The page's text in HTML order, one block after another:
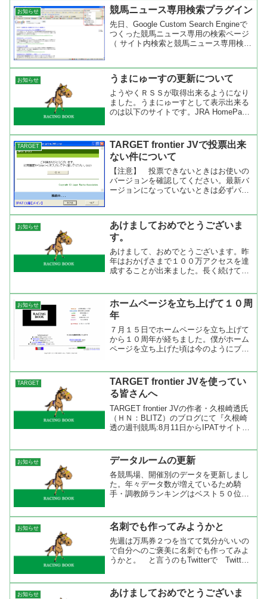
テレビのアナウンサーでチノパンの愛称
で呼ばれていました。そ...
お知らせ 競馬ニュース専用検索プラグイン
先日、Google Custom Search Engineで
つくった競馬ニュース専用の検索ページ
（ サイト内検索と競馬ニュース専用検
ネットリンクに入...
お知らせ うまにゅーすの更新について
ようやくＲＳＳが取得出来るようになり
ました。うまにゅーすとして表示出来る
のは以下のサイトです。JRA HomePage
nikkansports.comnetkei...
TARGET
TARGET frontier JVで投票出来
ない件について
【注意】 投票できないときはお使いの
バージョンを確認してください。最新バ
ージョンになっていないときは必ずバー
きます。 TARGET frontier J...
お知らせ
あけましておめでとうございま
す。
あけまして、おめでとうございます。昨
年はおかげさまで１００万アクセスを達
成することが出来ました。長く続けてい
す。今年も飽きられないようにまめに更
新して行きたいと思います。...
お知らせ
ホームページを立ち上げて１０周
年
７月１５日でホームページを立ち上げて
から１０周年が経ちました。僕がホーム
ページを立ち上げた頃は今のようにブロ
ームページビルダーを使ってホームペー
ジの内容を作り、プロバ...
TARGET
TARGET frontier JVを使ってい
る皆さんへ
TARGET frontier JVの作者・久根崎透氏
（ＨＮ：BLITZ）のブログにて『久根崎
透の週刊競馬:8月11日からIPATサイトの
（８月１１日）にＩＰＡＴのログイ...
お知らせ データルームの更新
各競馬場、開催別のデータを更新しまし
た。年々データ数が増えているため騎
手・調教師ランキングはベスト５０位ま
お知らせ 名刺でも作ってみようかと
先週は万馬券２つを当てて気分がいいの
で自分へのご褒美に名刺でも作ってみよ
うかと。 と言うのもTwitterで Twitter /
お知らせ
あけましておめでとうございま